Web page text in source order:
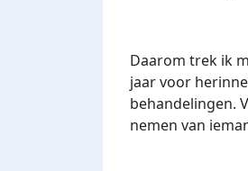
Daarom trek ik
jaar voor
behandelingen.
nemen van